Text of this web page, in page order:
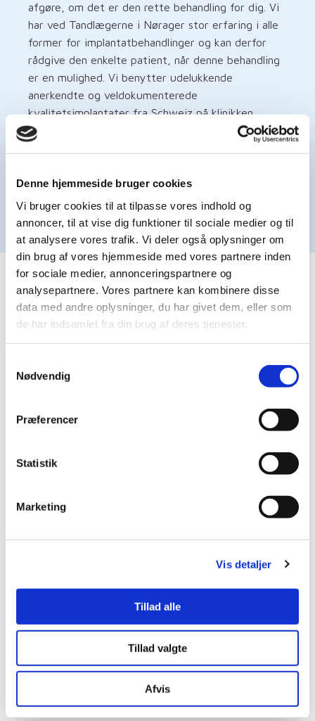
Denne hjemmeside bruger cookies
Vi bruger cookies til at tilpasse vores indhold og
annoncer, til at vise dig funktioner til sociale medier og til
at analysere vores trafik. Vi deler også oplysninger om
din brug af vores hjemmeside med vores partnere inden
for sociale medier, annonceringspartnere og
analysepartnere. Vores partnere kan kombinere disse
data med andre oplysninger, du har givet dem, eller som
de har indsamlet fra din brug af deres tjenester.
Nødvendig
Præferencer
Statistik
Marketing
Vis detaljer
Tillad alle
Tillad valgte
Afvis
afgøre, om det er den rette behandling for dig. Vi
har ved Tandlægerne i Nørager stor erfaring i alle
former for implantatbehandlinger og kan derfor
rådgive den enkelte patient, når denne behandling
er en mulighed. Vi benytter udelukkende
anerkendte og veldokumenterede
kvalitetsimplantater fra Schweiz på klinikken.
Tandlæge, ph.d. Kristian Andersen har mange års
Universitetshospital og har desuden undervist på
Tandlægeskolen i Aarhus.
Mød vores team her.
Åbningstider
Torsdag
07:30 - 18:00